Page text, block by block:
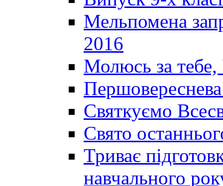
Мельпомена
2016
Молюсь за тебе,
Святкуємо
Свято
Триває
навчального